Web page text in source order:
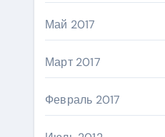
Май 2017
Март 2017
Февраль 2017